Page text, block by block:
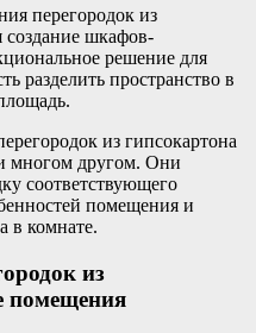
перегородок из
создание шкафов-
решение для
разделить пространство в
из гипсокартона
многом другом. Они
соответствующего
помещения и
в комнате.
из
помещения